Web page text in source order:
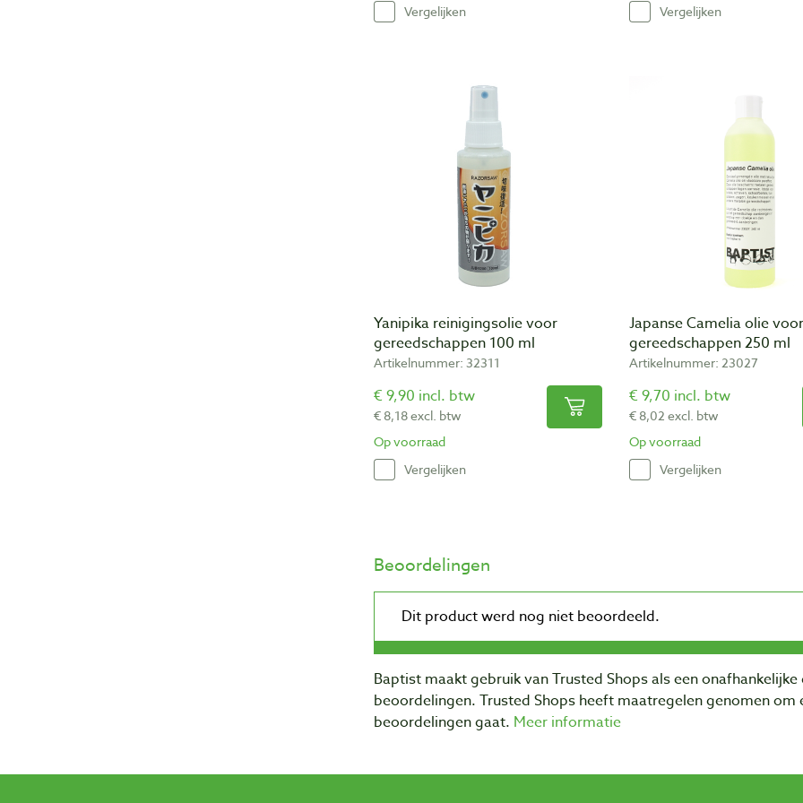
Vergelijken
Vergelijken
Yanipika reinigingsolie voor
gereedschappen 100 ml
Artikelnummer: 32311
€ 9,90 incl. btw
€ 8,18 excl. btw
Op voorraad
Vergelijken
Japanse Camelia olie voor
gereedschappen 250 ml
Artikelnummer: 23027
€ 9,70 incl. btw
€ 8,02 excl. btw
Op voorraad
Vergelijken
Beoordelingen
Baptist maakt gebruik van Trusted Shops als een
beoordelingen. Trusted Shops heeft maatregelen genomen
beoordelingen gaat. Meer informatie